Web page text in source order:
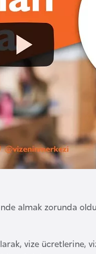
almak zorunda
vize ücretlerine,